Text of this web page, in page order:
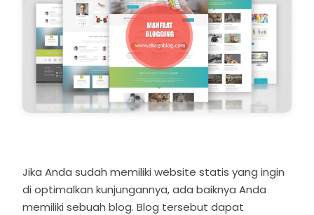
Jika Anda sudah memiliki website statis yang ingin
di optimalkan kunjungannya, ada baiknya Anda
memiliki sebuah blog. Blog tersebut dapat